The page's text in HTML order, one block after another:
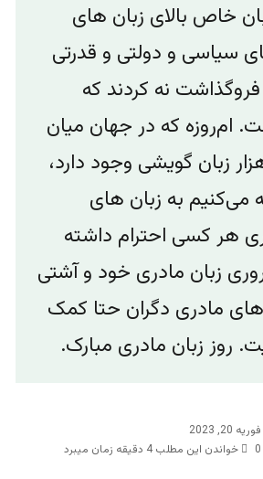
خاص بالای زبان های
سیاسی و دولتی و قدرتی
نه کردند که
ام‌روزه که در جهان میان
زبان گویشی وجود دارد،
می‌کنیم به زبان های
هر کسی احترام داشته
زبان مادری خود و آشتی
های مادری دگران حتا کمک
روز زبان مادری مبارک.
فوریه 20, 2023
0
خواندن این مطلب 4 دقیقه زمان میبرد